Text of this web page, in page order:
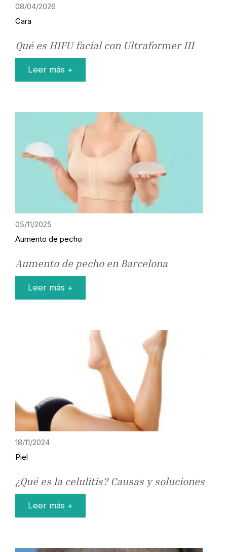
08/04/2026
Cara
Qué es HIFU facial con Ultraformer III
Leer más +
05/11/2025
Aumento de pecho
Aumento de pecho en Barcelona
Leer más +
18/11/2024
Piel
¿Qué es la celulitis? Causas y soluciones
Leer más +